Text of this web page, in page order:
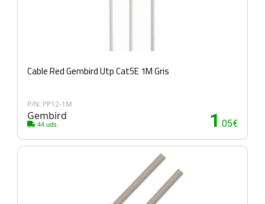
Cable Red Gembird Utp Cat5E 1M Gris
P/N: PP12-1M
Gembird
44 uds. 1 .05€